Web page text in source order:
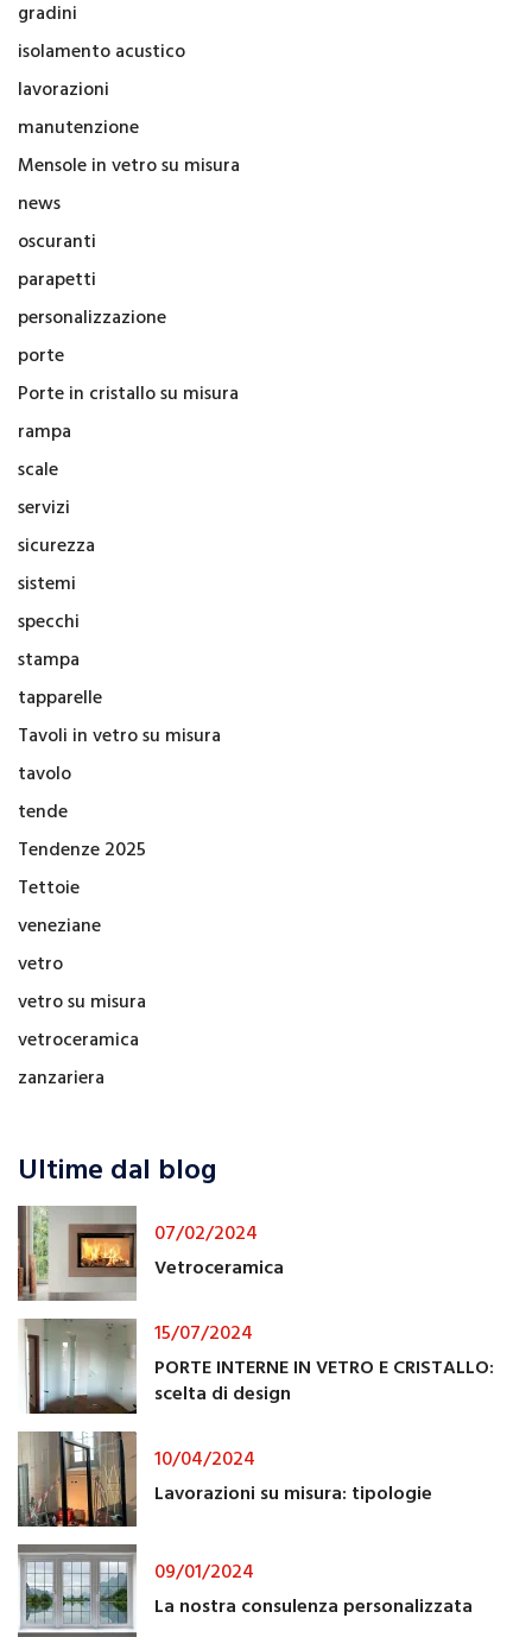
gradini
isolamento acustico
lavorazioni
manutenzione
Mensole in vetro su misura
news
oscuranti
parapetti
personalizzazione
porte
Porte in cristallo su misura
rampa
scale
servizi
sicurezza
sistemi
specchi
stampa
tapparelle
Tavoli in vetro su misura
tavolo
tende
Tendenze 2025
Tettoie
veneziane
vetro
vetro su misura
vetroceramica
zanzariera
Ultime dal blog
07/02/2024
Vetroceramica
15/07/2024
PORTE INTERNE IN VETRO E CRISTALLO:
scelta di design
10/04/2024
Lavorazioni su misura: tipologie
09/01/2024
La nostra consulenza personalizzata